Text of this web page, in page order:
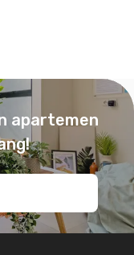
apartemen